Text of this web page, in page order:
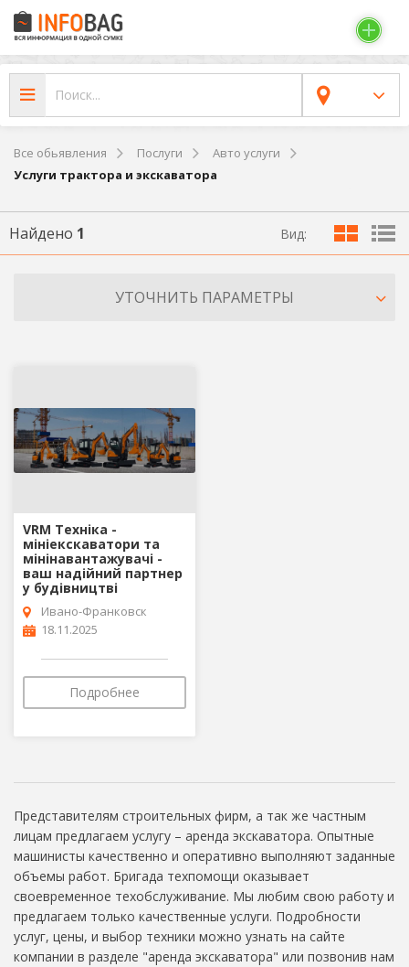
Все обьявления Послуги
Авто услуги
Услуги трактора и экскаватора
Найдено 1 Вид:
УТОЧНИТЬ ПАРАМЕТРЫ
VRM Техніка -
мініекскаватори та
мінінавантажувачі -
ваш надійний партнер
у будівництві
Ивано-Франковск
18.11.2025
Подробнее
Представителям строительных фирм, а так же частным
лицам предлагаем услугу – аренда экскаватора. Опытные
машинисты качественно и оперативно выполняют заданные
объемы работ. Бригада техпомощи оказывает
своевременное техобслуживание. Мы любим свою работу и
предлагаем только качественные услуги. Подробности
услуг, цены, и выбор техники можно узнать на сайте
компании в разделе "аренда экскаватора" или позвонив нам